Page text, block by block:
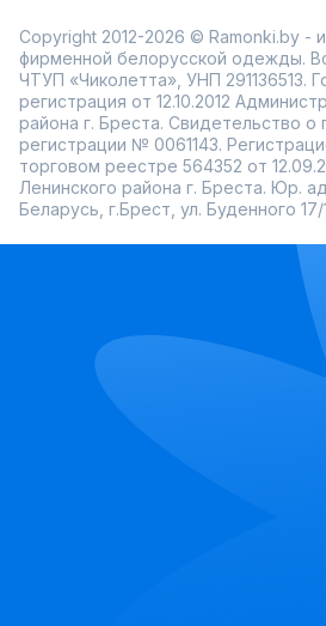
Copyright 2012-2026 © Ramonki.by -
фирменной белорусской одежды.
ЧТУП «Чиколетта», УНП 291136513.
регистрация от 12.10.2012
района г. Бреста. Свидетельство о
регистрации № 0061143.
торговом реестре 564352 от
Ленинского района г. Бреста. Юр.
Беларусь, г.Брест, ул. Буденного 17/